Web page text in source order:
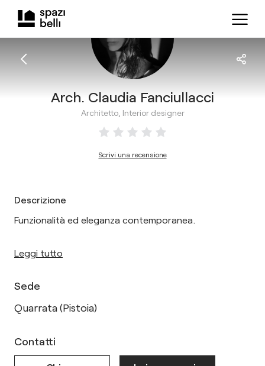
Arch. Claudia Fanciullacci
Architetto, Interior designer
Scrivi una recensione
Descrizione
Funzionalità ed eleganza contemporanea.
Leggi tutto
Sede
Quarrata (Pistoia)
Contatti